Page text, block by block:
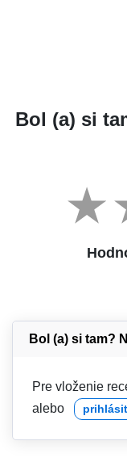
Bol (a) si
Bol (a) si tam?
Pre vloženie
alebo